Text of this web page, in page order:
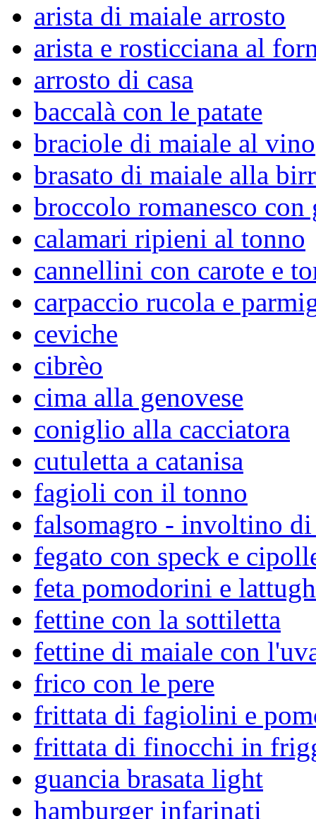
arista di maiale arrosto
arista e rosticciana al
arrosto di casa
baccalà con le patate
braciole di maiale al vino
brasato di maiale alla
broccolo romanesco con
calamari ripieni al tonno
cannellini con carote e
carpaccio rucola e
ceviche
cibrèo
cima alla genovese
coniglio alla cacciatora
cutuletta a catanisa
fagioli con il tonno
falsomagro - involtino di
fegato con speck e
feta pomodorini e
fettine con la sottiletta
fettine di maiale con
frico con le pere
frittata di fagiolini e
frittata di finocchi in
guancia brasata light
hamburger infarinati